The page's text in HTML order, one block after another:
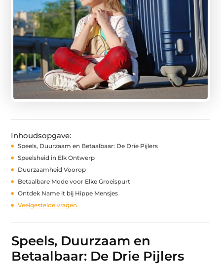
Inhoudsopgave:
Speels, Duurzaam en Betaalbaar: De Drie Pijlers
Speelsheid in Elk Ontwerp
Duurzaamheid Voorop
Betaalbare Mode voor Elke Groeispurt
Ontdek Name it bij Hippe Mensjes
Veelgestelde vragen
Speels, Duurzaam en
Betaalbaar: De Drie Pijlers